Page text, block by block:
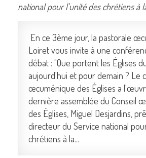
national pour l'unité des chrétiens à
En ce 3ème jour, la pastorale
Loiret vous invite à une
débat : "Que portent les Églises
aujourd'hui et pour demain ? Le
œcuménique des Églises a
dernière assemblée du Conseil
des Églises, Miguel Desjardins,
directeur du Service national
chrétiens à la...